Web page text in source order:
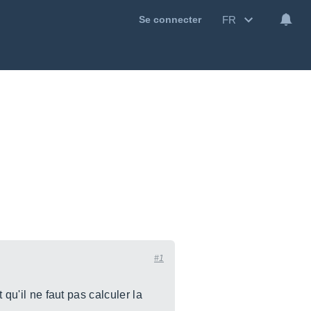
Se connecter FR
#1
qu'il ne faut pas calculer la